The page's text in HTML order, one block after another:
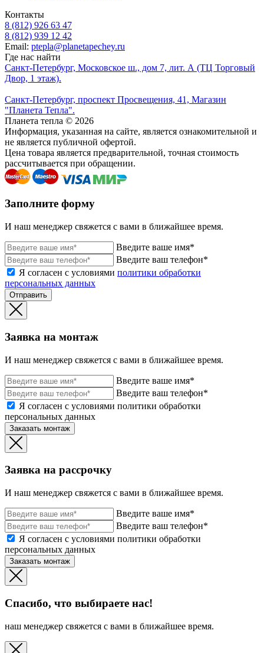
Контакты
8 (812) 926 63 47
8 (812) 939 12 42
Email: ptepla@planetapechey.ru
Где нас найти
Санкт-Петербург, Московское ш., дом 7, лит. А (ТЦ Торговый
Двор, 1 этаж).
Санкт-Петербург, проспект Просвещения, 41, Магазин
"Планета Тепла".
Планета тепла © 2026
Информация, указанная на сайте, является ознакомительной и
не является публичной офертой.
Цена товара является предварительной, точная стоимость
рассчитывается при обращении.
Заполните форму
И наш менеджер свяжется с вами в ближайшее время.
Введите ваше имя*
Введите ваш телефон*
Я согласен с условиями политики обработки
персональных данных
Отправить
Заявка на монтаж
И наш менеджер свяжется с вами в ближайшее время.
Введите ваше имя*
Введите ваш телефон*
Я согласен с условиями политики обработки
персональных данных
Заказать монтаж
Заявка на рассрочку
И наш менеджер свяжется с вами в ближайшее время.
Введите ваше имя*
Введите ваш телефон*
Я согласен с условиями политики обработки
персональных данных
Заказать монтаж
Спасибо, что выбираете нас!
наш менеджер свяжется с вами в ближайшее время.